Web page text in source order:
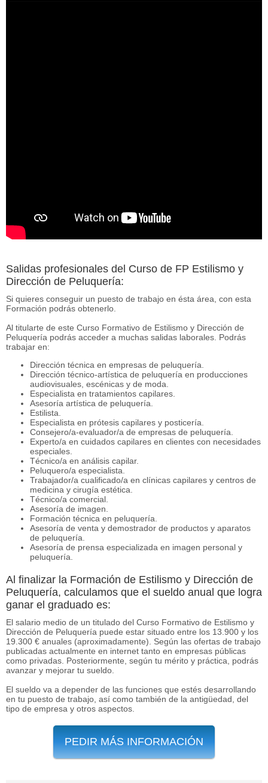
Salidas profesionales del Curso de FP Estilismo y
Dirección de Peluquería:
Si quieres conseguir un puesto de trabajo en ésta área, con esta
Formación podrás obtenerlo.
Al titularte de este Curso Formativo de Estilismo y Dirección de
Peluquería podrás acceder a muchas salidas laborales. Podrás
trabajar en:
Dirección técnica en empresas de peluquería.
Dirección técnico-artística de peluquería en producciones
audiovisuales, escénicas y de moda.
Especialista en tratamientos capilares.
Asesoría artística de peluquería.
Estilista.
Especialista en prótesis capilares y posticería.
Consejero/a-evaluador/a de empresas de peluquería.
Experto/a en cuidados capilares en clientes con necesidades
especiales.
Técnico/a en análisis capilar.
Peluquero/a especialista.
Trabajador/a cualificado/a en clínicas capilares y centros de
medicina y cirugía estética.
Técnico/a comercial.
Asesoría de imagen.
Formación técnica en peluquería.
Asesoría de venta y demostrador de productos y aparatos
de peluquería.
Asesoría de prensa especializada en imagen personal y
peluquería.
Al finalizar la Formación de Estilismo y Dirección de
Peluquería, calculamos que el sueldo anual que logra
ganar el graduado es:
El salario medio de un titulado del Curso Formativo de Estilismo y
Dirección de Peluquería puede estar situado entre los 13.900 y los
19.300 € anuales (aproximadamente). Según las ofertas de trabajo
publicadas actualmente en internet tanto en empresas públicas
como privadas. Posteriormente, según tu mérito y práctica, podrás
avanzar y mejorar tu sueldo.
El sueldo va a depender de las funciones que estés desarrollando
en tu puesto de trabajo, así como también de la antigüedad, del
tipo de empresa y otros aspectos.
PEDIR MÁS INFORMACIÓN